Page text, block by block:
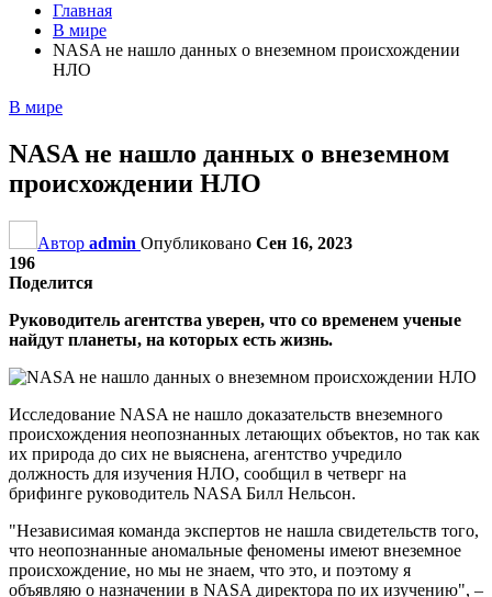
Главная
В мире
NASA не нашло данных о внеземном происхождении
НЛО
В мире
NASA не нашло данных о внеземном
происхождении НЛО
Автор admin Опубликовано Сен 16, 2023
196
Поделится
Руководитель агентства уверен, что со временем ученые
найдут планеты, на которых есть жизнь.
Исследование NASA не нашло доказательств внеземного
происхождения неопознанных летающих объектов, но так как
их природа до сих не выяснена, агентство учредило
должность для изучения НЛО, сообщил в четверг на
брифинге руководитель NASA Билл Нельсон.
"Независимая команда экспертов не нашла свидетельств того,
что неопознанные аномальные феномены имеют внеземное
происхождение, но мы не знаем, что это, и поэтому я
объявляю о назначении в NASA директора по их изучению", –